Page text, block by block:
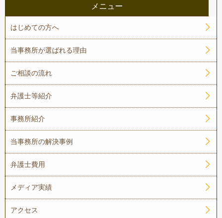
メニュー
はじめての方へ
当事務所が選ばれる理由
ご相談の流れ
弁護士等紹介
事務所紹介
当事務所の解決事例
弁護士費用
メディア実績
アクセス